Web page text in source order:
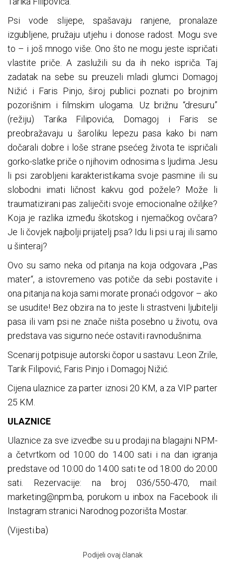
Psi vode slijepe, spašavaju ranjene, pronalaze
izgubljene, pružaju utjehu i donose radost. Mogu sve
to – i još mnogo više. Ono što ne mogu jeste ispričati
vlastite priče. A zaslužili su da ih neko ispriča. Taj
zadatak na sebe su preuzeli mladi glumci Domagoj
Nižić i Faris Pinjo, široj publici poznati po brojnim
pozorišnim i filmskim ulogama. Uz brižnu “dresuru”
(režiju) Tarika Filipovića, Domagoj i Faris se
preobražavaju u šaroliku lepezu pasa kako bi nam
dočarali dobre i loše strane psećeg života te ispričali
gorko-slatke priče o njihovim odnosima s ljudima. Jesu
li psi zarobljeni karakteristikama svoje pasmine ili su
slobodni imati ličnost kakvu god požele? Može li
traumatizirani pas zaliječiti svoje emocionalne ožiljke?
Koja je razlika između škotskog i njemačkog ovčara?
Je li čovjek najbolji prijatelj psa? Idu li psi u raj ili samo
u šinteraj?
Ovo su samo neka od pitanja na koja odgovara „Pas
mater“, a istovremeno vas potiče da sebi postavite i
ona pitanja na koja sami morate pronaći odgovor – ako
se usudite! Bez obzira na to jeste li strastveni ljubitelji
pasa ili vam psi ne znače ništa posebno u životu, ova
predstava vas sigurno neće ostaviti ravnodušnima.
Scenarij potpisuje autorski čopor u sastavu: Leon Zrile,
Tarik Filipović, Faris Pinjo i Domagoj Nižić.
Cijena ulaznice za parter iznosi 20 KM, a za VIP parter
25 KM.
ULAZNICE
Ulaznice za sve izvedbe su u prodaji na blagajni NPM-
a četvrtkom od 10:00 do 14:00 sati i na dan igranja
predstave od 10:00 do 14:00 sati te od 18:00 do 20:00
sati. Rezervacije: na broj 036/550-470, mail:
marketing@npm.ba, porukom u inbox na Facebook ili
Instagram stranici Narodnog pozorišta Mostar.
(Vijesti.ba)
Podijeli ovaj članak